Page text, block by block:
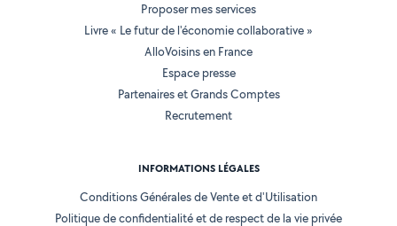
Proposer mes services
Livre « Le futur de l'économie collaborative »
AlloVoisins en France
Espace presse
Partenaires et Grands Comptes
Recrutement
INFORMATIONS LÉGALES
Conditions Générales de Vente et d'Utilisation
Politique de confidentialité et de respect de la vie privée